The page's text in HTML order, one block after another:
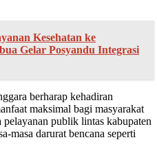
Kesehatan ke
Gelar Posyandu Integrasi
berharap kehadiran
maksimal bagi masyarakat
publik lintas kabupaten
masa darurat bencana seperti